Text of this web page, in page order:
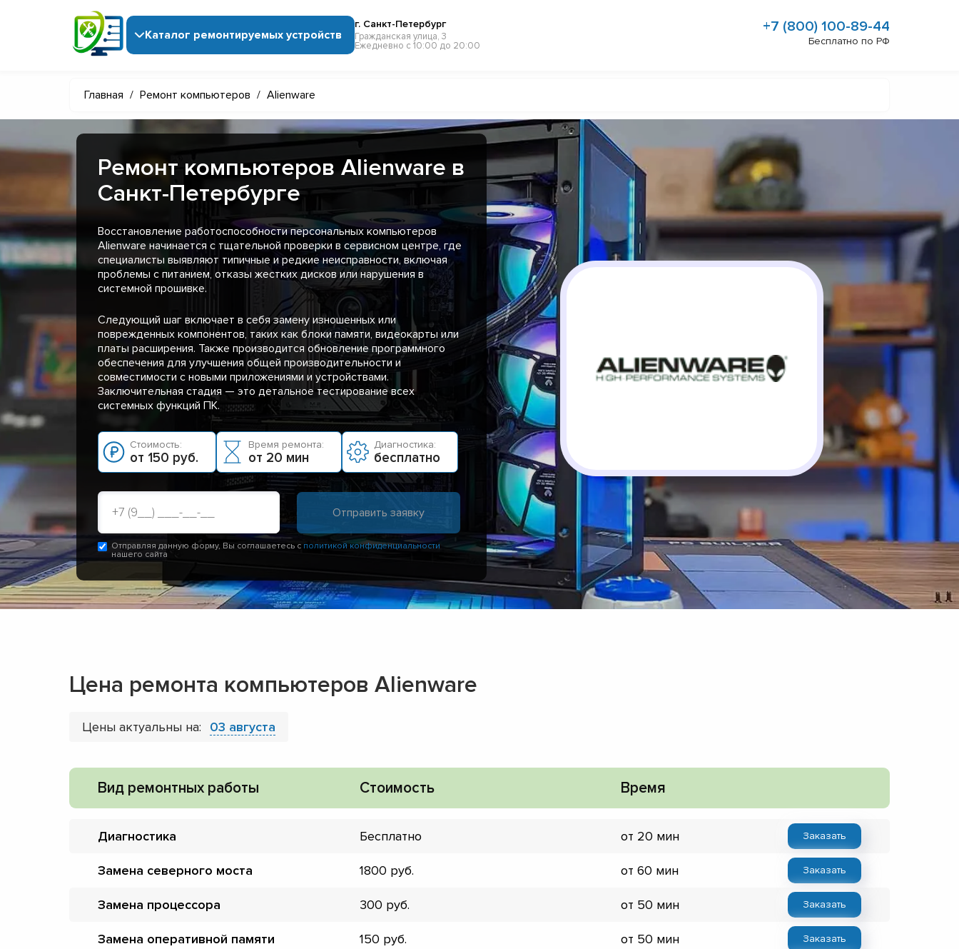
Каталог ремонтируемых устройств
г. Санкт-Петербург
Гражданская улица, 3
Ежедневно с 10:00 до 20:00
+7 (800) 100-89-44
Бесплатно по РФ
Главная / Ремонт компьютеров / Alienware
Ремонт компьютеров Alienware в
Санкт-Петербурге
Восстановление работоспособности персональных компьютеров
Alienware начинается с тщательной проверки в сервисном центре, где
специалисты выявляют типичные и редкие неисправности, включая
проблемы с питанием, отказы жестких дисков или нарушения в
системной прошивке.
Следующий шаг включает в себя замену изношенных или
поврежденных компонентов, таких как блоки памяти, видеокарты или
платы расширения. Также производится обновление программного
обеспечения для улучшения общей производительности и
совместимости с новыми приложениями и устройствами.
Заключительная стадия — это детальное тестирование всех
системных функций ПК.
Стоимость:
от 150 руб.
Время ремонта:
от 20 мин
Диагностика:
бесплатно
Отправляя данную форму, Вы соглашаетесь с политикой конфиденциальности
нашего сайта
Цена ремонта компьютеров Alienware
Цены актуальны на: 03 августа
Вид ремонтных работы Стоимость Время
Диагностика Бесплатно от 20 мин Заказать
Замена северного моста 1800 от 60 мин Заказать
Замена процессора 300 от 50 мин Заказать
Замена оперативной памяти 150 от 50 мин Заказать